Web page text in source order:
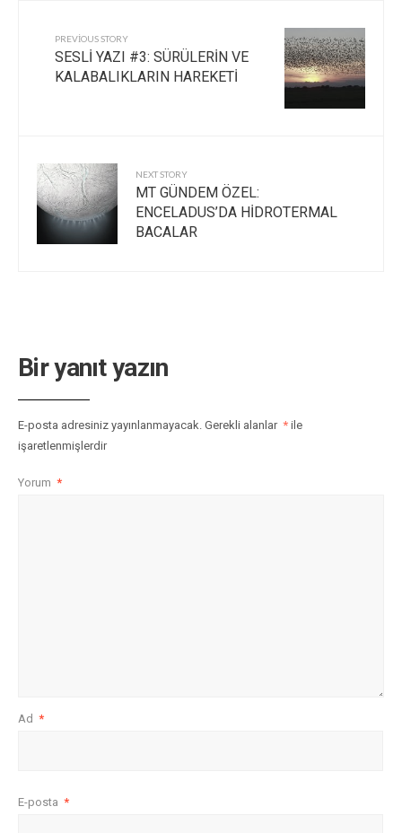
PREVIOUS STORY
SESLİ YAZI #3: SÜRÜLERİN VE
KALABALIKLARIN HAREKETİ
NEXT STORY
MT GÜNDEM ÖZEL:
ENCELADUS’DA HİDROTERMAL
BACALAR
Bir yanıt yazın
E-posta adresiniz yayınlanmayacak. Gerekli alanlar * ile
işaretlenmişlerdir
Yorum *
Ad *
E-posta *